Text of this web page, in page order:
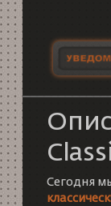
Сегодня